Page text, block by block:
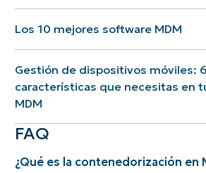
Los 10 mejores software MDM
Gestión de dispositivos móviles: 6
características que necesitas en
MDM
FAQ
¿Qué es la contenedorización en